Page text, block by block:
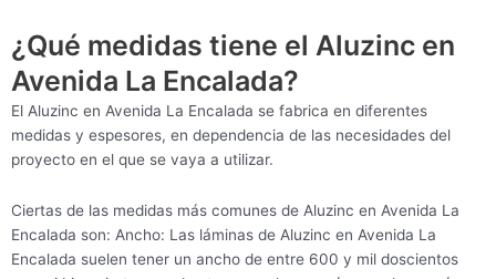
¿Qué medidas tiene el Aluzinc en
Avenida La Encalada?
El Aluzinc en Avenida La Encalada se fabrica en diferentes
medidas y espesores, en dependencia de las necesidades del
proyecto en el que se vaya a utilizar.
Ciertas de las medidas más comunes de Aluzinc en Avenida La
Encalada son: Ancho: Las láminas de Aluzinc en Avenida La
Encalada suelen tener un ancho de entre 600 y mil doscientos